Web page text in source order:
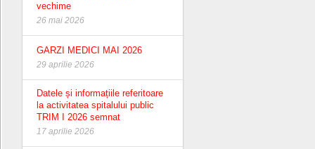
vechime
26 mai 2026
GARZI MEDICI MAI 2026
29 aprilie 2026
Datele și informațiile referitoare
la activitatea spitalului public
TRIM I 2026 semnat
17 aprilie 2026